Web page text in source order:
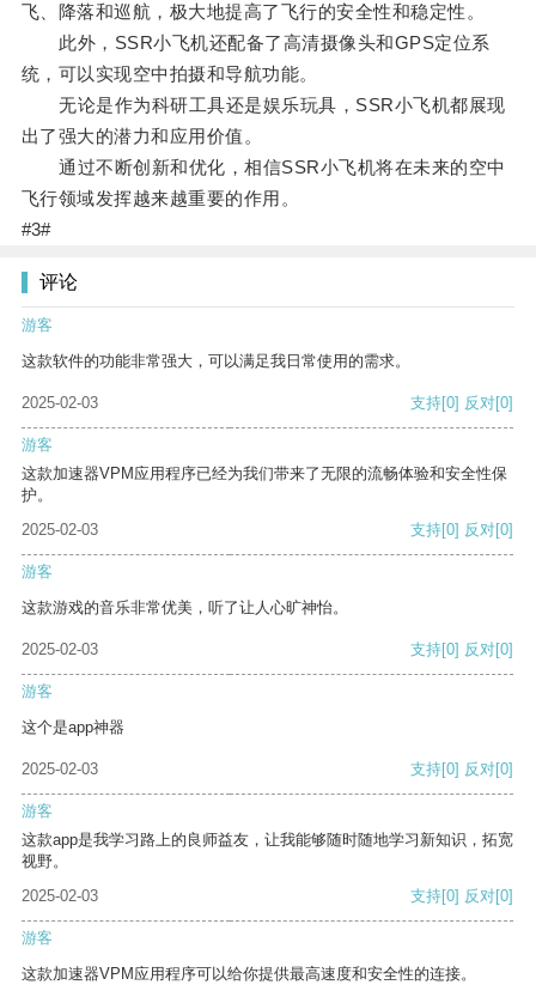
飞、降落和巡航，极大地提高了飞行的安全性和稳定性。
此外，SSR小飞机还配备了高清摄像头和GPS定位系
统，可以实现空中拍摄和导航功能。
无论是作为科研工具还是娱乐玩具，SSR小飞机都展现
出了强大的潜力和应用价值。
通过不断创新和优化，相信SSR小飞机将在未来的空中
飞行领域发挥越来越重要的作用。
#3#
评论
游客
这款软件的功能非常强大，可以满足我日常使用的需求。
2025-02-03 支持[0] 反对[0]
游客
这款加速器VPM应用程序已经为我们带来了无限的流畅体验和安全性保
护。
2025-02-03
支持[0] 反对[0]
游客
这款游戏的音乐非常优美，听了让人心旷神怡。
2025-02-03 支持[0] 反对[0]
游客
这个是app神器
2025-02-03 支持[0] 反对[0]
游客
这款app是我学习路上的良师益友，让我能够随时随地学习新知识，拓宽
视野。
2025-02-03
支持[0] 反对[0]
游客
这款加速器VPM应用程序可以给你提供最高速度和安全性的连接。